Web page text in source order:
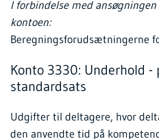
I forbindelse med
kontoen:
Beregningsforudsætningerne
Konto 3330: Underhold -
standardsats
Udgifter til deltagere, hvor
den anvendte tid på